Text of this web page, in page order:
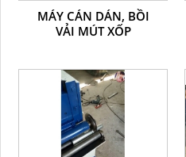
MÁY CÁN DÁN, BỒI
VẢI MÚT XỐP